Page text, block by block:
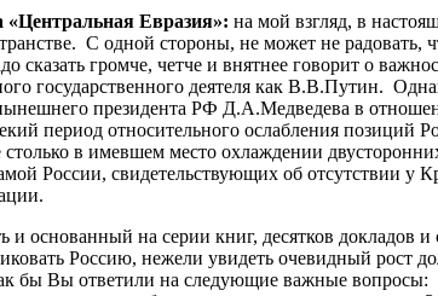
«Центральная Евразия»: на мой взгляд, в
С одной стороны, не может не радовать,
сказать громче, четче и внятнее говорит о
государственного деятеля как В.В.Путин.
президента РФ Д.А.Медведева в
период относительного ослабления позиций
в имевшем место охлаждении
России, свидетельствующих об отсутствии у
основанный на серии книг, десятков докладов
Россию, нежели увидеть очевидный рост
бы Вы ответили на следующие важные вопросы: